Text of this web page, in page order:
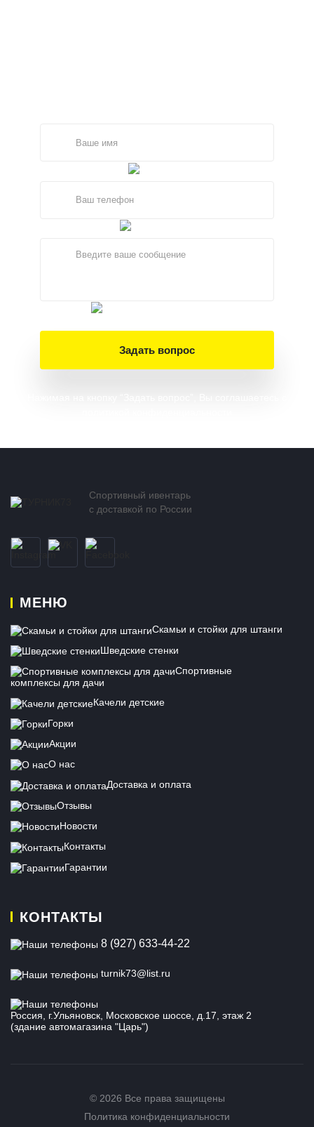
Задать вопрос
Спортивный ивентарь
с доставкой по России
МЕНЮ
Скамьи и стойки для штанги
Шведские стенки
Спортивные
комплексы для дачи
Качели детские
Горки
Акции
О нас
Доставка и оплата
Отзывы
Новости
Контакты
Гарантии
КОНТАКТЫ
8 (927) 633-44-22
turnik73@list.ru
Россия, г.Ульяновск, Московское шоссе, д.17, этаж 2
(здание автомагазина "Царь")
© 2026 Все права защищены
Политика конфиденциальности